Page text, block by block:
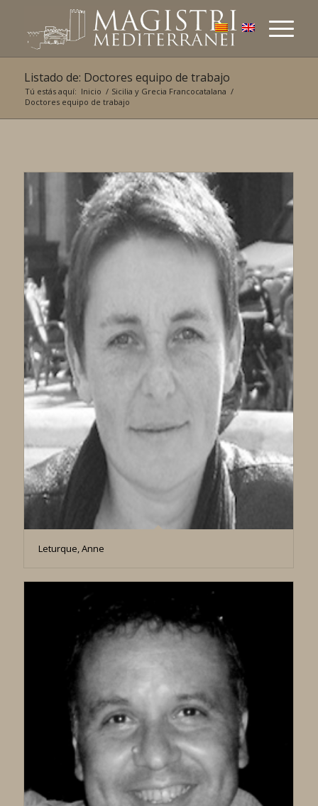
Listado de: Doctores equipo de trabajo
Tú estás aquí: Inicio / Sicilia y Grecia Francocatalana /
Doctores equipo de trabajo
Leturque, Anne